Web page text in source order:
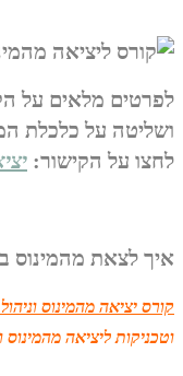
לפרטים מלאים על
ושליטה על כלכלת
לחצו על הקישור:
איך לצאת מהמינוס
קורס יציאה מהמינוס וניהול
וטכניקות ליציאה מהמינוס